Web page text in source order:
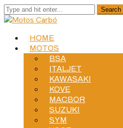
HOME
MOTOS
BSA
ITALJET
KAWASAKI
KOVE
MACBOR
SUZUKI
SYM